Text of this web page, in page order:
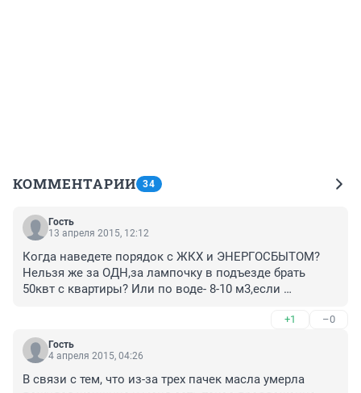
КОММЕНТАРИИ 34
Гость
13 апреля 2015, 12:12
Когда наведете порядок с ЖКХ и ЭНЕРГОСБЫТОМ?
Нельзя же за ОДН,за лампочку в подъезде брать
50квт с квартиры? Или по воде- 8-10 м3,если
+1 –0
Гость
4 апреля 2015, 04:26
В связи с тем, что из-за трех пачек масла умерла